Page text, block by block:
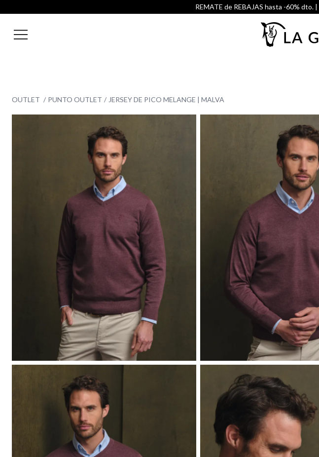
REMATE de REBAJAS hasta -60% dto. |
OUTLET PUNTO OUTLET JERSEY DE PICO MELANGE | MALVA